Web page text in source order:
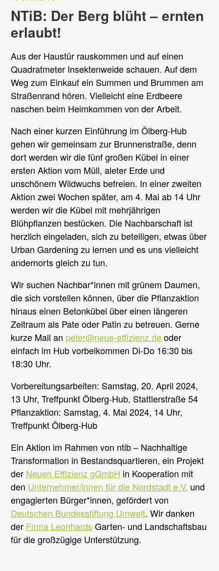
NTiB: Der Berg blüht – ernten
erlaubt!
Aus der Haustür rauskommen und auf einen
Quadratmeter Insektenweide schauen. Auf dem
Weg zum Einkauf ein Summen und Brummen am
Straßenrand hören. Vielleicht eine Erdbeere
naschen beim Heimkommen von der Arbeit.
Nach einer kurzen Einführung im Ölberg-Hub
gehen wir gemeinsam zur Brunnenstraße, denn
dort werden wir die fünf großen Kübel in einer
ersten Aktion vom Müll, aleter Erde und
unschönem Wildwuchs befreien. In einer zweiten
Aktion zwei Wochen später, am 4. Mai ab 14 Uhr
werden wir die Kübel mit mehrjährigen
Blühpflanzen bestücken. Die Nachbarschaft ist
herzlich eingeladen, sich zu beteiligen, etwas über
Urban Gardening zu lernen und es uns vielleicht
andernorts gleich zu tun.
Wir suchen Nachbar*innen mit grünem Daumen,
die sich vorstellen können, über die Pflanzaktion
hinaus einen Betonkübel über einen längeren
Zeitraum als Pate oder Patin zu betreuen. Gerne
kurze Mail an peter@neue-effizienz.deoder
einfach im Hub vorbeikommen Di-Do 16:30 bis
18:30 Uhr.
Vorbereitungsarbeiten: Samstag, 20. April 2024,
13 Uhr, Treffpunkt Ölberg-Hub, Stattlerstraße 54
Pflanzaktion: Samstag, 4. Mai 2024, 14 Uhr,
Treffpunkt Ölberg-Hub
Ein Aktion im Rahmen von ntib – Nachhaltige
Transformation in Bestandsquartieren, ein Projekt
der Neuen Effizienz gGmbH in Kooperation mit
den Unternehmer/innen für die Nordstadt e.V. und
engagierten Bürger*innen, gefördert von
Deutschen Bundesstiftung Umwelt. Wir danken
der Firma LeonhardsGarten- und Landschaftsbau
für die großzügige Unterstützung.